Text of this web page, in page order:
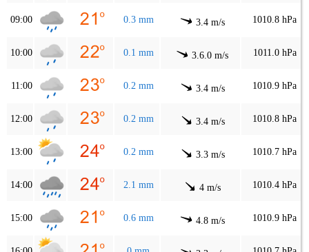
09:00 0.3 mm 3.4 m/s 1010.8 hPa
10:00 0.1 mm 3.6.0 m/s 1011.0 hPa
11:00 0.2 mm 3.4 m/s 1010.9 hPa
12:00 0.2 mm 3.4 m/s 1010.8 hPa
13:00 0.2 mm 3.3 m/s 1010.7 hPa
14:00 2.1 mm 4 m/s 1010.4 hPa
15:00 0.6 mm 4.8 m/s 1010.9 hPa